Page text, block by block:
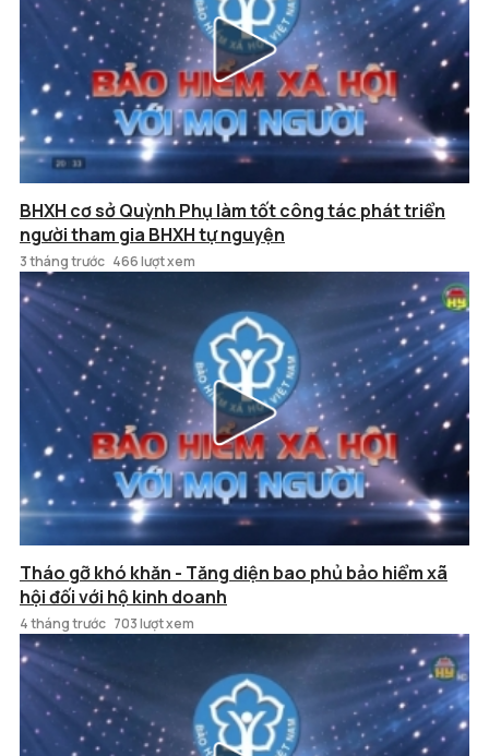
BHXH cơ sở Quỳnh Phụ làm tốt công tác phát triển
người tham gia BHXH tự nguyện
3 tháng trước 466 lượt xem
Tháo gỡ khó khăn - Tăng diện bao phủ bảo hiểm xã
hội đối với hộ kinh doanh
4 tháng trước 703 lượt xem